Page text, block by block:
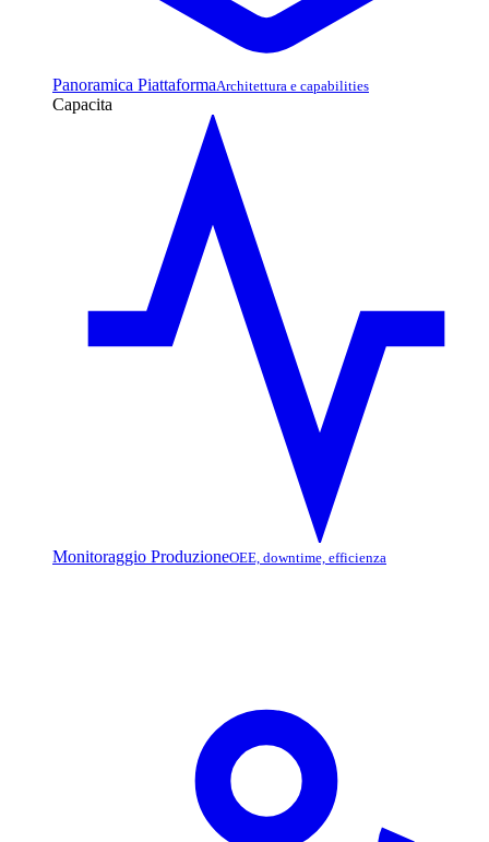
Panoramica PiattaformaArchitettura e capabilities
Capacita
Monitoraggio ProduzioneOEE, downtime, efficienza